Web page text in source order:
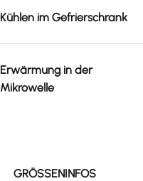
Kühlen im Gefrierschrank
Erwärmung in der
Mikrowelle
GRÖSSENINFOS